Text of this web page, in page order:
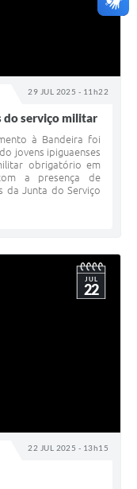
29 JUL 2025 - 11h22
do serviço militar
à Bandeira foi
jovens ipiguaenses
obrigatório em
a presença de
da Junta do Serviço
22 JUL 2025 - 13h15
JUL
22